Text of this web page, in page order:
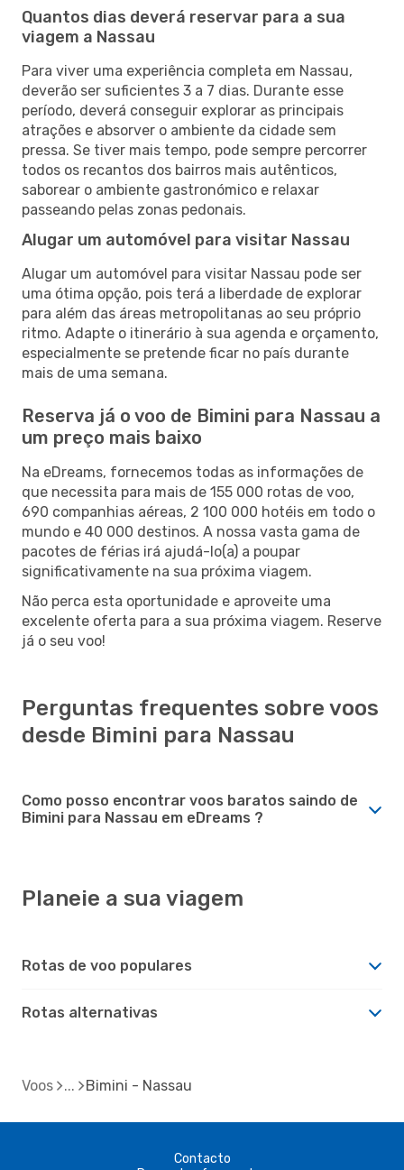
Quantos dias deverá reservar para a sua
viagem a Nassau
Para viver uma experiência completa em Nassau,
deverão ser suficientes 3 a 7 dias. Durante esse
período, deverá conseguir explorar as principais
atrações e absorver o ambiente da cidade sem
pressa. Se tiver mais tempo, pode sempre percorrer
todos os recantos dos bairros mais autênticos,
saborear o ambiente gastronómico e relaxar
passeando pelas zonas pedonais.
Alugar um automóvel para visitar Nassau
Alugar um automóvel para visitar Nassau pode ser
uma ótima opção, pois terá a liberdade de explorar
para além das áreas metropolitanas ao seu próprio
ritmo. Adapte o itinerário à sua agenda e orçamento,
especialmente se pretende ficar no país durante
mais de uma semana.
Reserva já o voo de Bimini para Nassau a
um preço mais baixo
Na eDreams, fornecemos todas as informações de
que necessita para mais de 155 000 rotas de voo,
690 companhias aéreas, 2 100 000 hotéis em todo o
mundo e 40 000 destinos. A nossa vasta gama de
pacotes de férias irá ajudá-lo(a) a poupar
significativamente na sua próxima viagem.
Não perca esta oportunidade e aproveite uma
excelente oferta para a sua próxima viagem. Reserve
já o seu voo!
Perguntas frequentes sobre voos
desde Bimini para Nassau
Como posso encontrar voos baratos saindo de
Bimini para Nassau em eDreams ?
Planeie a sua viagem
Rotas de voo populares
Rotas alternativas
Voos Bimini - Nassau
Contacto